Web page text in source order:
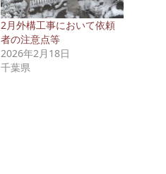
2月外構工事において依頼
者の注意点等
2026年2月18日
千葉県